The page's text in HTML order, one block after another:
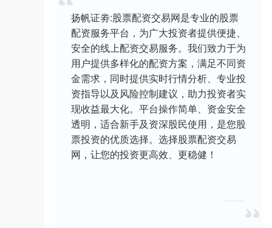
扬帆证劵:股票配资交易网是专业的股票
配资服务平台，为广大投资者提供便捷、
安全的线上配资交易服务。我们致力于为
用户提供多样化的配资方案，满足不同资
金需求，同时提供实时行情分析、专业投
资指导以及风险控制建议，助力投资者实
现收益最大化。平台操作简单、资金安全
透明，适合新手及资深股民使用，是您股
票投资的优质选择。选择股票配资交易
网，让您的投资更高效、更稳健！